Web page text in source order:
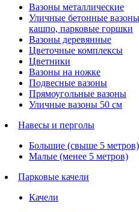
Вазоны металлические
Уличные бетонные
кашпо, парковые горшки
Вазоны деревянные
Цветочные комплексы
Цветники
Вазоны на ножке
Подвесные вазоны
Прямоугольные вазоны
Уличные вазоны 50 см
Навесы и перголы
Большие (свыше 5 метров)
Малые (менее 5 метров)
Парковые качели
Качели